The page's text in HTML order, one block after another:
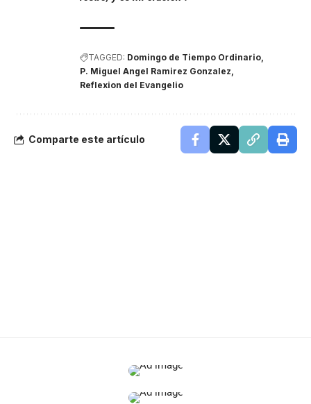
TAGGED: Domingo de Tiempo Ordinario
P. Miguel Angel Ramirez Gonzalez
Reflexion del Evangelio
Comparte este artículo